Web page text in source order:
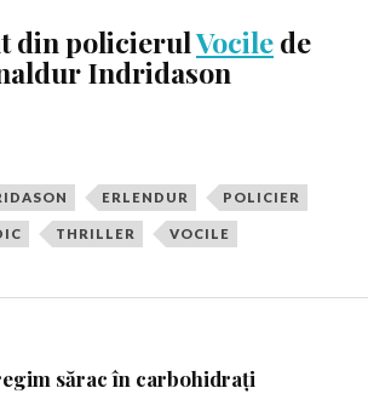
din policierulVocilede
Indridason
ERLENDUR POLICIER
THRILLER VOCILE
sărac în carbohidrați